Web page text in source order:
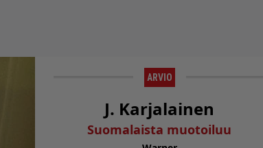
ARVIO
J. Karjalainen
Suomalaista muotoiluu